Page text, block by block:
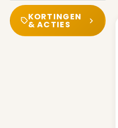
KORTINGEN
& ACTIES